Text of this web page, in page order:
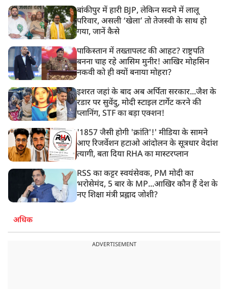
बांकीपुर में हारी BJP, लेकिन सदमे में लालू
परिवार, असली ‘खेला’ तो तेजस्वी के साथ हो
गया, जानें कैसे
पाकिस्तान में तख्तापलट की आहट? राष्ट्रपति
बनना चाह रहे आसिम मुनीर! आखिर मोहसिन
नकवी को ही क्यों बनाया मोहरा?
इशरत जहां के बाद अब अर्पिता सरकार...जैश के
रडार पर सुवेंदु, मोदी स्टाइल टार्गेट करने की
प्लानिंग, STF का बड़ा एक्शन!
'1857 जैसी होगी 'क्रांति'!' मीडिया के सामने
आए रिजर्वेशन हटाओ आंदोलन के सूत्रधार वेदांश
त्यागी, बता दिया RHA का मास्टरप्लान
RSS का कट्टर स्वयंसेवक, PM मोदी का
भरोसेमंद, 5 बार के MP...आखिर कौन हैं देश के
नए शिक्षा मंत्री प्रह्लाद जोशी?
अधिक
ADVERTISEMENT